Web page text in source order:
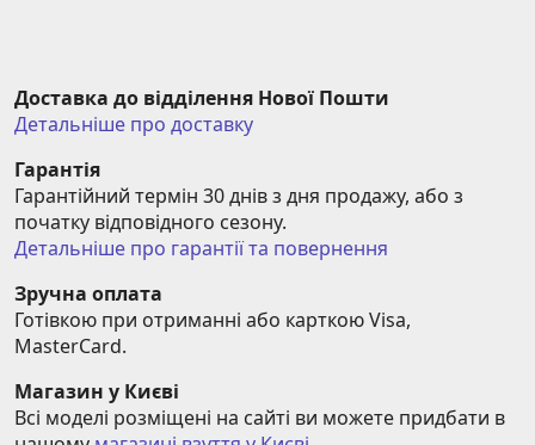
Доставка до відділення Нової Пошти
Детальніше про доставку
Гарантія
Гарантійний термін 30 днів з дня продажу, або з
початку відповідного сезону.
Детальніше про гарантії та повернення
Зручна оплата
Готівкою при отриманні або карткою Visa,
MasterCard.
Магазин у Києві
Всі моделі розміщені на сайті ви можете придбати в